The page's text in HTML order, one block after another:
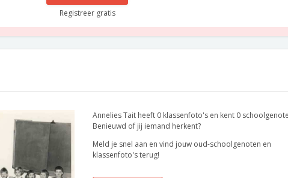
Registreer gratis
Annelies Tait heeft 0 klassenfoto's en kent 0
Benieuwd of jij iemand herkent?
Meld je snel aan en vind jouw oud-schoolgenoten en
klassenfoto's terug!